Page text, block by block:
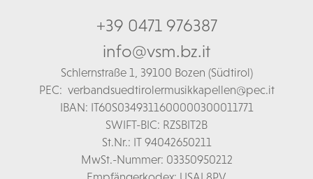
+39 0471 976387
info@vsm.bz.it
Schlernstraße 1, 39100 Bozen (Südtirol)
PEC: verbandsuedtirolermusikkapellen@pec.it
IBAN: IT60S0349311600000300011771
SWIFT-BIC: RZSBIT2B
St.Nr.: IT 94042650211
MwSt.-Nummer: 03350950212